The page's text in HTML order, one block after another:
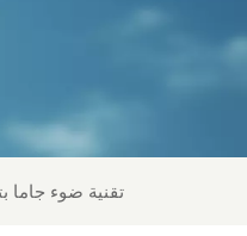
تقنية ضوء جاما بتردد